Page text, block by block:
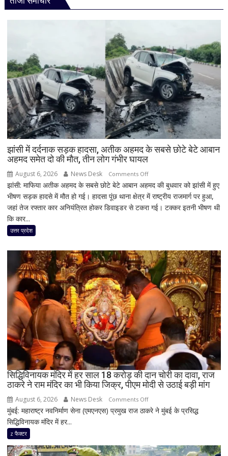
झांसी में दर्दनाक सड़क हादसा, अतीक अहमद के सबसे छोटे बेटे आबान
अहमद समेत दो की मौत, तीन लोग गंभीर घायल
August 6, 2026 News Desk Comments Offon
झांसी
में
दर्दनाक
अहमद
के
सबसे
छोटे
बेटे
आबान
अहमद
समेत
की
मौत,
तीन
लोग
गंभीर
घायल
झांसी: माफिया अतीक अहमद के सबसे छोटे बेटे आबान अहमद की बुधवार को झांसी में हुए
भीषण सड़क हादसे में मौत हो गई। हादसा पूंछ थाना क्षेत्र में राष्ट्रीय राजमार्ग पर हुआ,
जहां तेज रफ्तार कार अनियंत्रित होकर डिवाइडर से टकरा गई। टक्कर इतनी भीषण थी
कि कार...
उत्तर प्रदेश
सिद्धिविनायक मंदिर में हर साल 18 करोड़ की दान चोरी का दावा, राज
ठाकरे ने राम मंदिर का भी किया जिक्र, पीएम मोदी से उठाई बड़ी मांग
August 6, 2026 News Desk Comments Offon
सिद्धिविनायक
हर
मुंबई: महाराष्ट्र नवनिर्माण सेना (एमएनएस) प्रमुख राज ठाकरे ने मुंबई के प्रसिद्ध
सिद्धिविनायक मंदिर में हर...
z फैक्टर